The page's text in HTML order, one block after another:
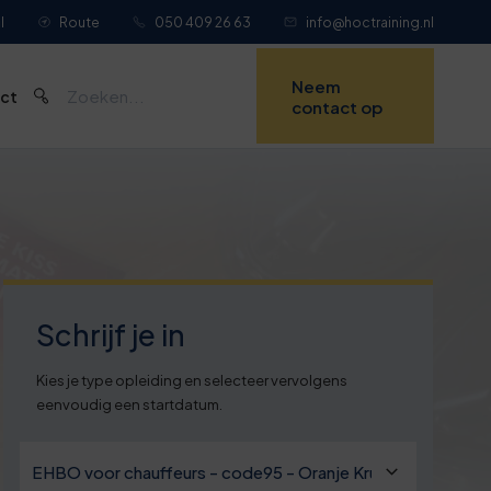
Route 050 409 26 63 info@hoctraining.nl
Neem
contact op
Schrijf je in
Kies je type opleiding en selecteer vervolgens
eenvoudig een startdatum.